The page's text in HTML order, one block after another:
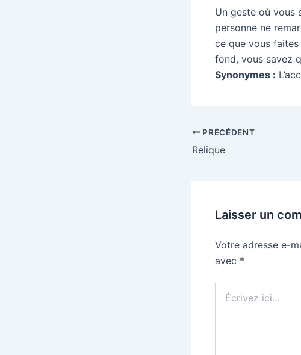
Un geste où vous
personne ne
ce que vous
fond, vous savez
Synonymes :
PRÉCÉDENT
Relique
Laisser un
Votre adresse e-
avec *
ici…